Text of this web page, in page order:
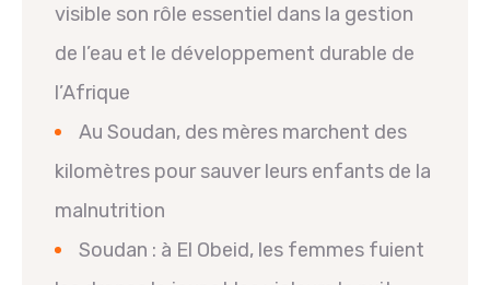
visible son rôle essentiel dans la gestion
de l’eau et le développement durable de
l’Afrique
Au Soudan, des mères marchent des
kilomètres pour sauver leurs enfants de la
malnutrition
Soudan : à El Obeid, les femmes fuient